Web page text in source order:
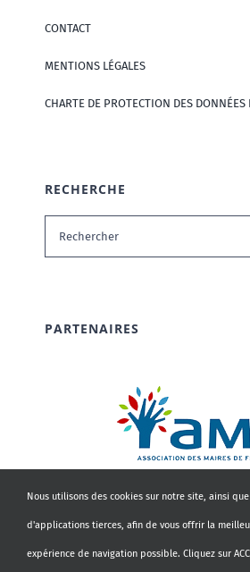
CONTACT
MENTIONS LÉGALES
CHARTE DE PROTECTION DES DONNÉES
RECHERCHE
Rechercher:
PARTENAIRES
Nous utilisons des cookies sur notre site, ainsi que
d'applications tierces, afin de vous offrir la
expérience de navigation possible. Cliquez sur